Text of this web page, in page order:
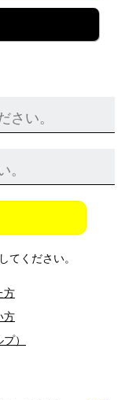
てください。
方
方
）